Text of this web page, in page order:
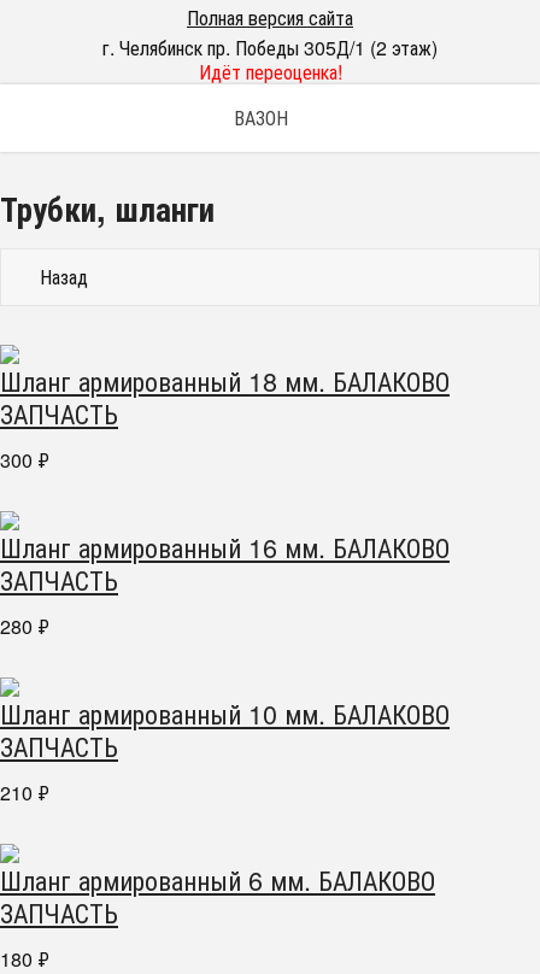
Полная версия сайта
г. Челябинск пр. Победы 305Д/1 (2 этаж)
Идёт переоценка!
ВАЗОН
Трубки, шланги
Назад
Шланг армированный 18 мм. БАЛАКОВО
ЗАПЧАСТЬ
300 ₽
Шланг армированный 16 мм. БАЛАКОВО
ЗАПЧАСТЬ
280 ₽
Шланг армированный 10 мм. БАЛАКОВО
ЗАПЧАСТЬ
210 ₽
Шланг армированный 6 мм. БАЛАКОВО
ЗАПЧАСТЬ
180 ₽